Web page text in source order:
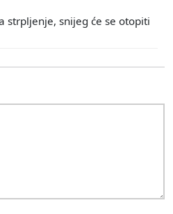
strpljenje, snijeg će se otopiti